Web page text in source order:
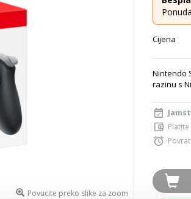
Povucite preko slike za zoom
Cijena
Nintendo
razinu s